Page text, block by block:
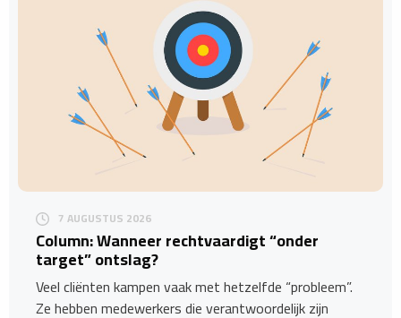
7 AUGUSTUS 2026
Column: Wanneer rechtvaardigt “onder
target” ontslag?
Veel cliënten kampen vaak met hetzelfde “probleem”.
Ze hebben medewerkers die verantwoordelijk zijn